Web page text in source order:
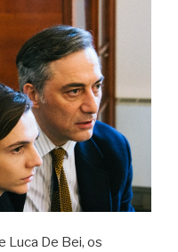
Luca De Bei, os